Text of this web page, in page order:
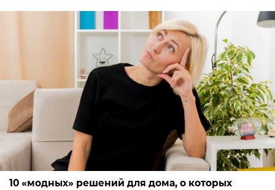
10 «модных» решений для дома, о которых